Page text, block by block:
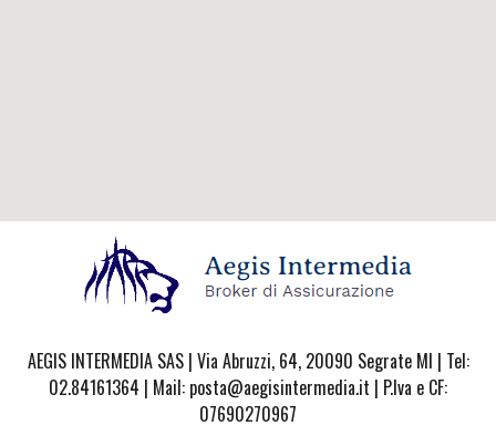
AEGIS INTERMEDIA SAS | Via Abruzzi, 64, 20090 Segrate MI | Tel:
02.84161364 | Mail: posta@aegisintermedia.it | P.Iva e CF:
07690270967